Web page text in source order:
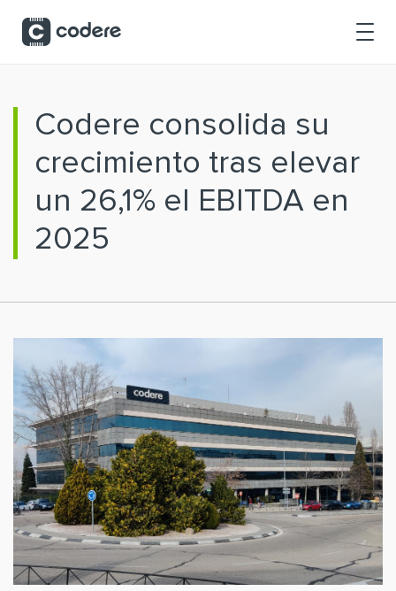
Codere consolida su
crecimiento tras elevar
un 26,1% el EBITDA en
2025